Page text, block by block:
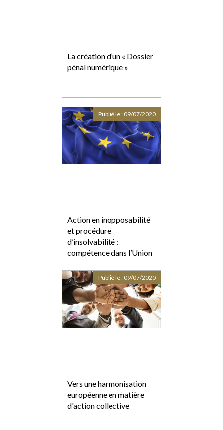
La création d’un « Dossier
pénal numérique »
Action en inopposabilité
et procédure
d’insolvabilité :
compétence dans l’Union
Publié le : 09/07/2020
Vers une harmonisation
européenne en matière
d'action collective
Publié le : 09/07/2020